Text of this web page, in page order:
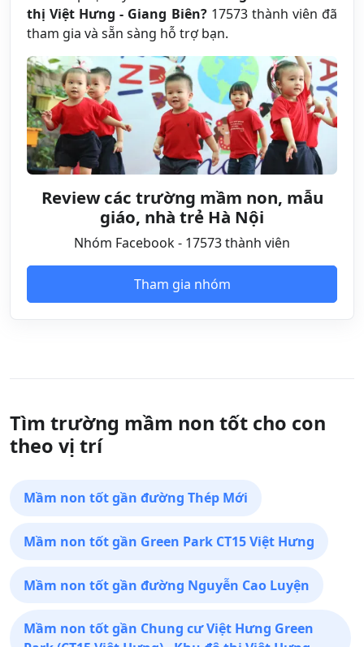
thị Việt Hưng - Giang Biên?17573 thành viên đã
tham gia và sẵn sàng hỗ trợ bạn.
Review các trường mầm non, mẫu
giáo, nhà trẻ Hà Nội
Nhóm Facebook - 17573 thành viên
Tham gia nhóm
Tìm trường mầm non tốt cho con
theo vị trí
Mầm non tốt gần đường Thép Mới
Mầm non tốt gần Green Park CT15 Việt Hưng
Mầm non tốt gần đường Nguyễn Cao Luyện
Mầm non tốt gần Chung cư Việt Hưng Green